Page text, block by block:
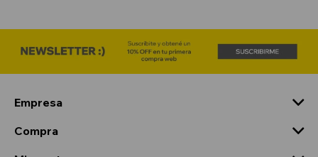
Empresa
Compra